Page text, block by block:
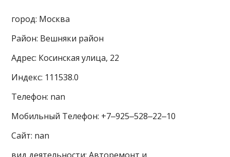
город: Москва
Район: Вешняки район
Адрес: Косинская улица, 22
Индекс: 111538.0
Телефон: nan
Мобильный Телефон: +7‒925‒528‒22‒10
Сайт: nan